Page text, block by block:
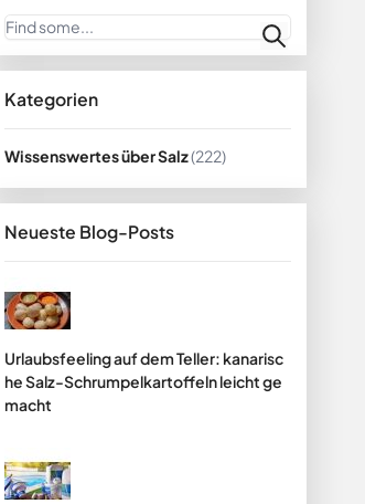
Suche
Kategorien
Wissenswertes über Salz(222)
Neueste Blog-Posts
Urlaubsfeeling auf dem Teller: kanarisc
he Salz-Schrumpelkartoffeln leicht ge
macht